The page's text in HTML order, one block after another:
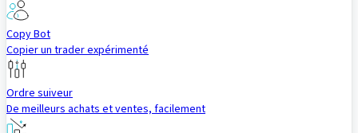
Copy Bot
Copier un trader expérimenté
Ordre suiveur
De meilleurs achats et ventes, facilement